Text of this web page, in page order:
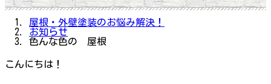
屋根・外壁塗装のお悩み解決！
お知らせ
色んな色の 屋根
こんにちは！